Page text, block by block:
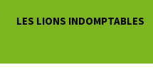
LES LIONS INDOMPTABLES